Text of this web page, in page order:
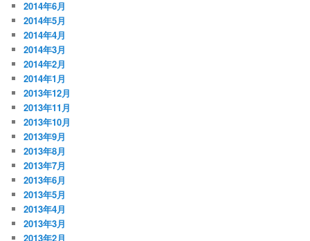
2014年6月
2014年5月
2014年4月
2014年3月
2014年2月
2014年1月
2013年12月
2013年11月
2013年10月
2013年9月
2013年8月
2013年7月
2013年6月
2013年5月
2013年4月
2013年3月
2013年2月